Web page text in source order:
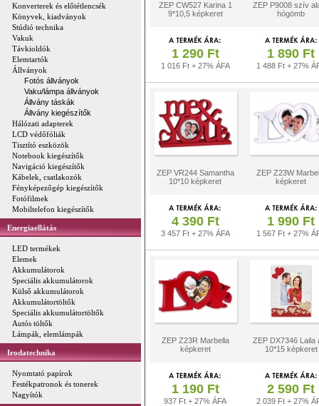
Konverterek és előtétlencsék
Könyvek, kiadványok
Stúdió technika
Vakuk
Távkioldók
Elemtartók
Állványok
Fotós állványok
Vaku/lámpa állványok
Állvány táskák
Állvány kiegészítők
Hálózati adapterek
LCD védőfóliák
Tisztító eszközök
Notebook kiegészítők
Navigáció kiegészítők
Kábelek, csatlakozók
Fényképezőgép kiegészítők
Fotófilmek
Mobiltelefon kiegészítők
Energiaellátás
LED termékek
Elemek
Akkumulátorok
Speciális akkumulátorok
Külső akkumulátorok
Akkumulátortöltők
Speciális akkumulátortöltők
Autós töltők
Lámpák, elemlámpák
Irodatechnika
Nyomtató papírok
Festékpatronok és tonerek
Nagyítók
ZEP CW527 Karina 1
9*10,5 képkeret
ZEP P9008 szív
hógömb
1 290 Ft
1 016 Ft + 27% ÁFA
1 890 Ft
1 488 Ft + 27%
ZEP VR244 Samantha
10*10 képkeret
ZEP Z23W
képkeret
4 390 Ft
3 457 Ft + 27% ÁFA
1 990 Ft
1 567 Ft + 27%
ZEP Z23R Marbella
képkeret
ZEP DX7346 Laila
10*15 képkeret
1 190 Ft
937 Ft + 27% ÁFA
2 590 Ft
2 039 Ft + 27%